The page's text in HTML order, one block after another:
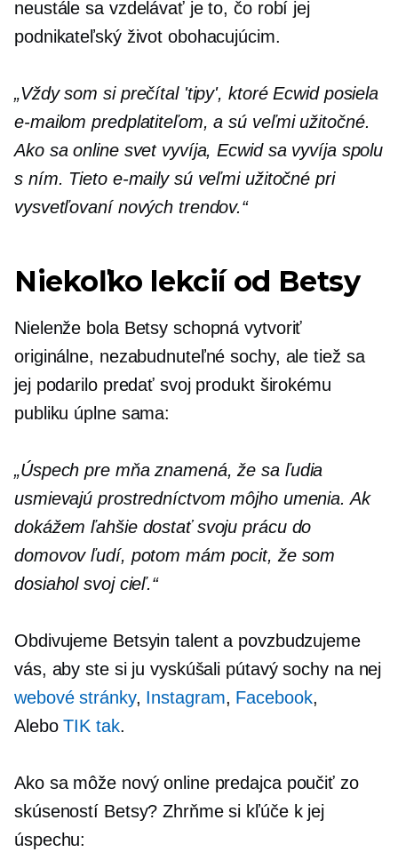
neustále sa vzdelávať je to, čo robí jej
podnikateľský život obohacujúcim.
„Vždy som si prečítal 'tipy', ktoré Ecwid posiela
e-mailom predplatiteľom, a sú veľmi užitočné.
Ako sa online svet vyvíja, Ecwid sa vyvíja spolu
s ním. Tieto e-maily sú veľmi užitočné pri
vysvetľovaní nových trendov.“
Niekoľko lekcií od Betsy
Nielenže bola Betsy schopná vytvoriť
originálne, nezabudnuteľné sochy, ale tiež sa
jej podarilo predať svoj produkt širokému
publiku úplne sama:
„Úspech pre mňa znamená, že sa ľudia
usmievajú prostredníctvom môjho umenia. Ak
dokážem ľahšie dostať svoju prácu do
domovov ľudí, potom mám pocit, že som
dosiahol svoj cieľ.“
Obdivujeme Betsyin talent a povzbudzujeme
vás, aby ste si ju vyskúšali pútavýsochy na nej
webové stránky, Instagram, Facebook,
AleboTIK tak.
Ako sa môže nový online predajca poučiť zo
skúseností Betsy? Zhrňme si kľúče k jej
úspechu: